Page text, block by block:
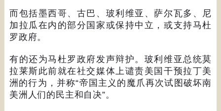
而包括墨西哥、古巴、玻利维亚、萨尔瓦多、尼
加拉瓜在内的部分国家或保持中立，或支持马杜
罗政府。
有的还为马杜罗政府发声辩护。玻利维亚总统莫
拉莱斯此前就在社交媒体上谴责美国干预拉丁美
洲的行为，并称“帝国主义的魔爪再次试图破坏南
美洲人们的民主和自决”。